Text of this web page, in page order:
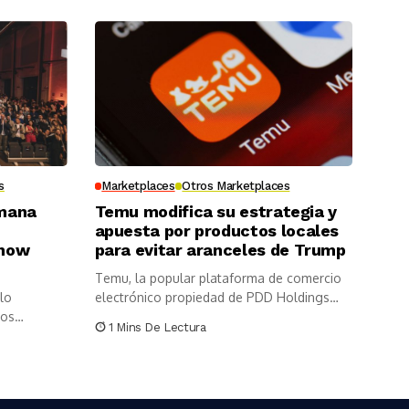
Marketplaces Otros Marketplaces
Temu modifica su estrategia y
apuesta por productos locales
para evitar aranceles de Trump
Temu, la popular plataforma de comercio
electrónico propiedad de PDD Holdings
1 Mins De Lectura